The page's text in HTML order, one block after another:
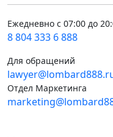
Ежедневно с 07:00 до
8 804 333 6 888
Для обращений
Отдел Маркетинга